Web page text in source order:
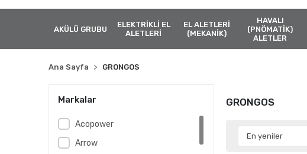
AKÜLÜ GRUBU
ELEKTRİKLİ EL
ALETLERİ
EL ALETLERİ
(MEKANİK)
HAVALI
(PNÖMATİK)
ALETLER
Ana Sayfa GRONGOS
Markalar
Acopower
Arrow
GRONGOS